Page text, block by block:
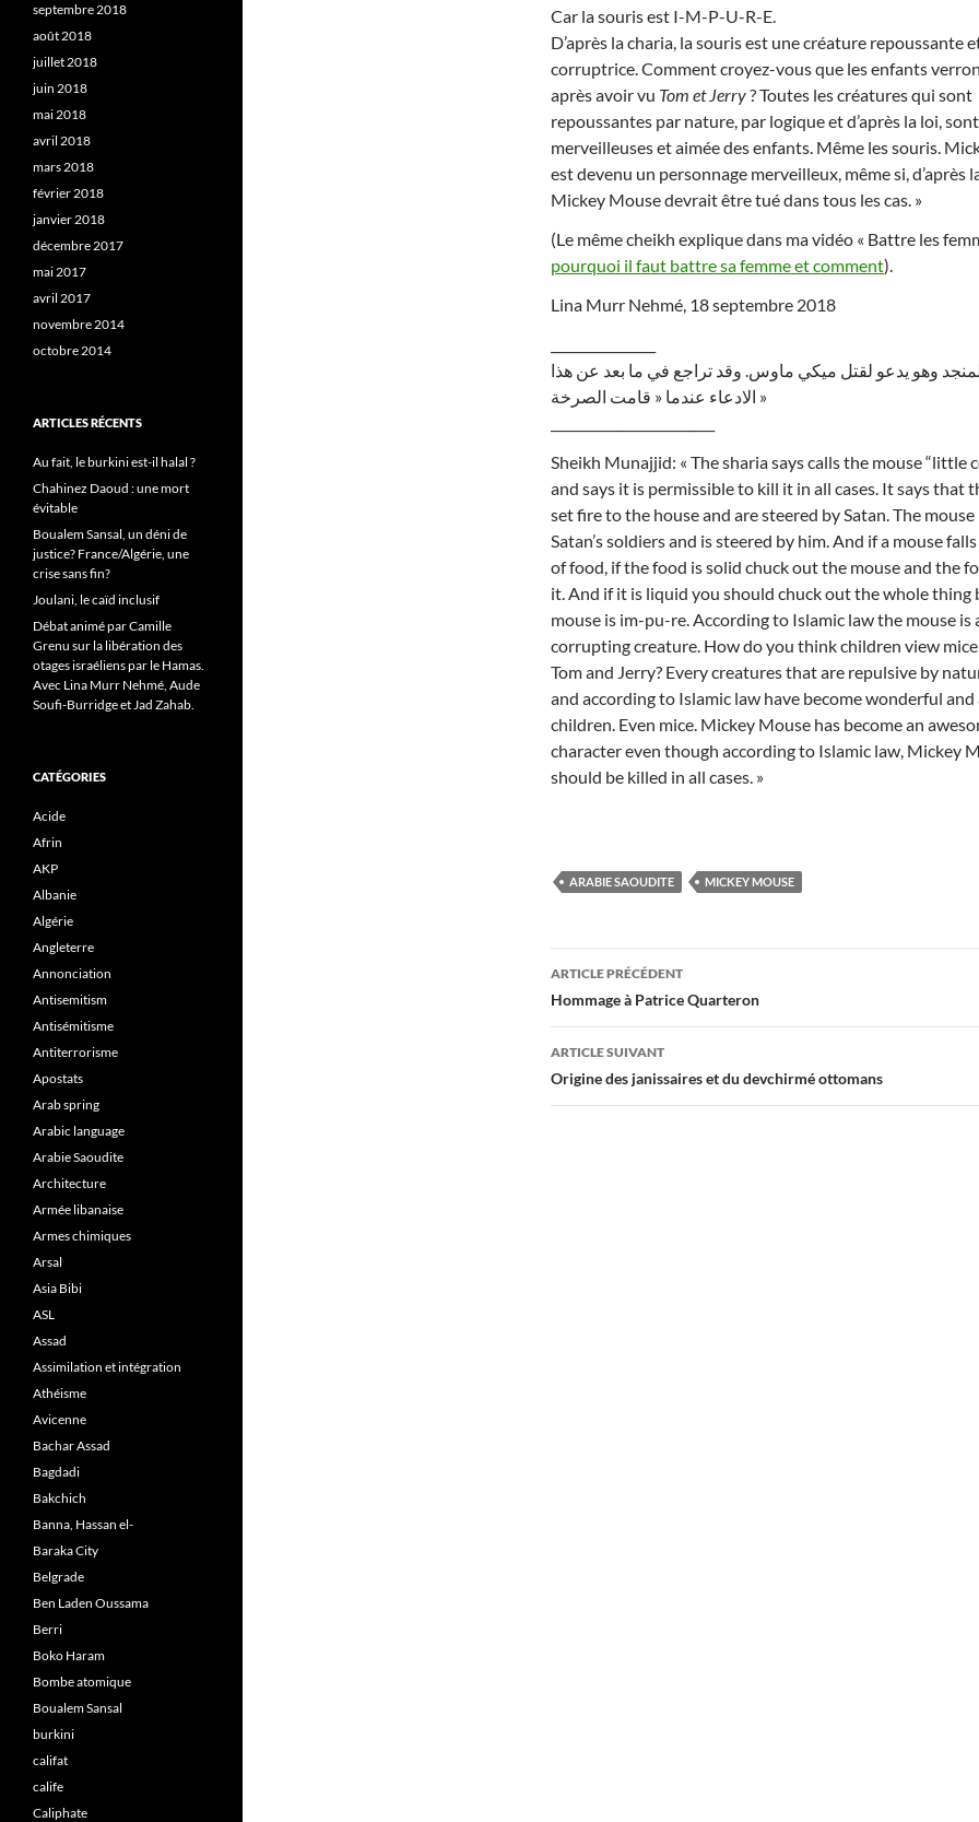
Car la souris est I-M-P-U-R-E.
D’après la charia, la souris est une créature repoussante
corruptrice. Comment croyez-vous que les enfants
après avoir vu Tom et Jerry? Toutes les créatures qui sont
repoussantes par nature, par logique et d’après la loi,
merveilleuses et aimée des enfants. Même les souris.
est devenu un personnage merveilleux, même si, d’après
Mickey Mouse devrait être tué dans tous les cas. »
(Le même cheikh explique dans ma vidéo « Battre les
pourquoi il faut battre sa femme et comment).
Lina Murr Nehmé, 18 septembre 2018
وهو يدعو لقتل ميكي ماوس. وقد تراجع في ما بعد عن هذا
الادعاء عندما « قامت الصرخة »
Sheikh Munajjid: « The sharia says calls the mouse “little
and says it is permissible to kill it in all cases. It says that
set fire to the house and are steered by Satan. The mouse
Satan’s soldiers and is steered by him. And if a mouse
of food, if the food is solid chuck out the mouse and the
it. And if it is liquid you should chuck out the whole thing
mouse is im-pu-re. According to Islamic law the mouse is
corrupting creature. How do you think children view
Tom and Jerry? Every creatures that are repulsive by
and according to Islamic law have become wonderful and
children. Even mice. Mickey Mouse has become an
character even though according to Islamic law, Mickey
should be killed in all cases. »
ARABIE SAOUDITE MICKEY MOUSE
Navigation
des
articles
ARTICLE PRÉCÉDENT
Hommage à Patrice Quarteron
ARTICLE SUIVANT
Origine des janissaires et du devchirmé ottomans
septembre 2018
août 2018
juillet 2018
juin 2018
mai 2018
avril 2018
mars 2018
février 2018
janvier 2018
décembre 2017
mai 2017
avril 2017
novembre 2014
octobre 2014
ARTICLES RÉCENTS
Au fait, le burkini est-il halal ?
Chahinez Daoud : une mort
évitable
Boualem Sansal, un déni de
justice? France/Algérie, une
crise sans fin?
Joulani, le caïd inclusif
Débat animé par Camille
Grenu sur la libération des
otages israéliens par le Hamas.
Avec Lina Murr Nehmé, Aude
Soufi-Burridge et Jad Zahab.
CATÉGORIES
Acide
Afrin
AKP
Albanie
Algérie
Angleterre
Annonciation
Antisemitism
Antisémitisme
Antiterrorisme
Apostats
Arab spring
Arabic language
Arabie Saoudite
Architecture
Armée libanaise
Armes chimiques
Arsal
Asia Bibi
ASL
Assad
Assimilation et intégration
Athéisme
Avicenne
Bachar Assad
Bagdadi
Bakchich
Banna, Hassan el-
Baraka City
Belgrade
Ben Laden Oussama
Berri
Boko Haram
Bombe atomique
Boualem Sansal
burkini
califat
calife
Caliphate